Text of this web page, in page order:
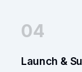
04
Launch &